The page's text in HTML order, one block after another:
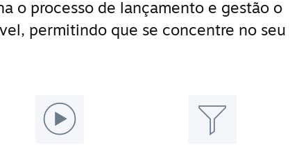
o processo de lançamento e gestão o
permitindo que se concentre no seu